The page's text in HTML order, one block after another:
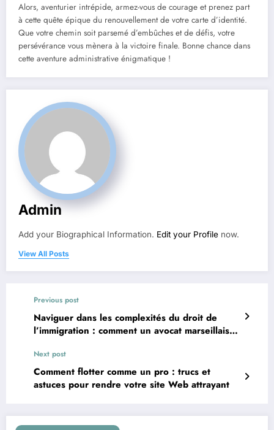
Alors, aventurier intrépide, armez-vous de courage et prenez part
à cette quête épique du renouvellement de votre carte d’identité.
Que votre chemin soit parsemé d’embûches et de défis, votre
persévérance vous mènera à la victoire finale. Bonne chance dans
cette aventure administrative énigmatique !
Admin
Add your Biographical Information. Edit your Profile now.
View All Posts
Previous post
Naviguer dans les complexités du droit de
l’immigration : comment un avocat marseillais
Next post
Comment flotter comme un pro : trucs et
astuces pour rendre votre site Web attrayant